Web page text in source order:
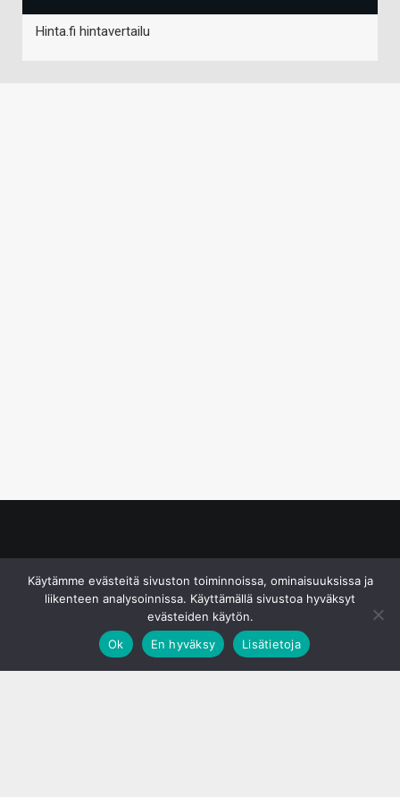
Hinta.fi hintavertailu
Käytämme evästeitä sivuston toiminnoissa, ominaisuuksissa ja
liikenteen analysoinnissa. Käyttämällä sivustoa hyväksyt
evästeiden käytön.
Ok
En hyväksy Lisätietoja